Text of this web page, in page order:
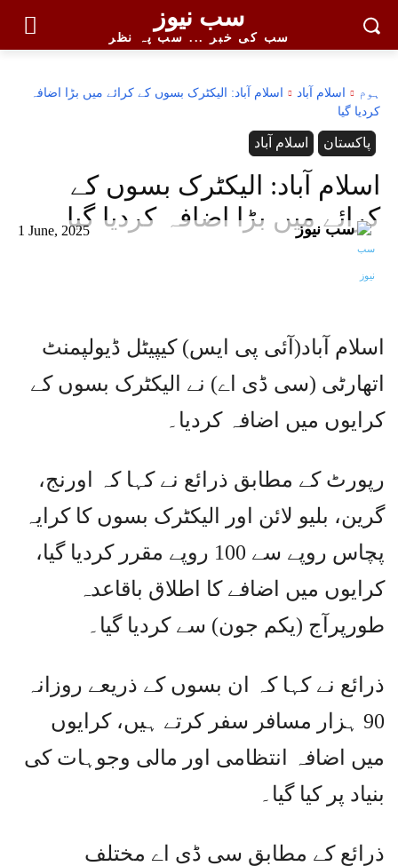
سب نیوز
سب کی خبر ... سب پہ نظر
ہوم اسلام آباد
اسلام آباد: الیکٹرک بسوں کے کرائے میں بڑا اضافہ
کردیا گیا
اسلام آباد پاکستان
اسلام آباد: الیکٹرک بسوں کے
کرائے میں بڑا اضافہ کردیا گیا1 June, 2025 سب نیوز
اسلام آباد(آئی پی ایس) کیپیٹل ڈیولپمنٹ
اتھارٹی (سی ڈی اے) نے الیکٹرک بسوں کے
کرایوں میں اضافہ کردیا۔
رپورٹ کے مطابق ذرائع نے کہا کہ اورنج،
گرین، بلیو لائن اور الیکٹرک بسوں کا کرایہ
پچاس روپے سے 100 روپے مقرر کردیا گیا،
کرایوں میں اضافے کا اطلاق باقاعدہ
طورپرآج (یکم جون) سے کردیا گیا۔
ذرائع نے کہا کہ ان بسوں کے ذریعے روزانہ
90 ہزار مسافر سفر کرتے ہیں، کرایوں
میں اضافہ انتظامی اور مالی وجوہات کی
بنیاد پر کیا گیا۔
ذرائع کے مطابق سی ڈی اے مختلف